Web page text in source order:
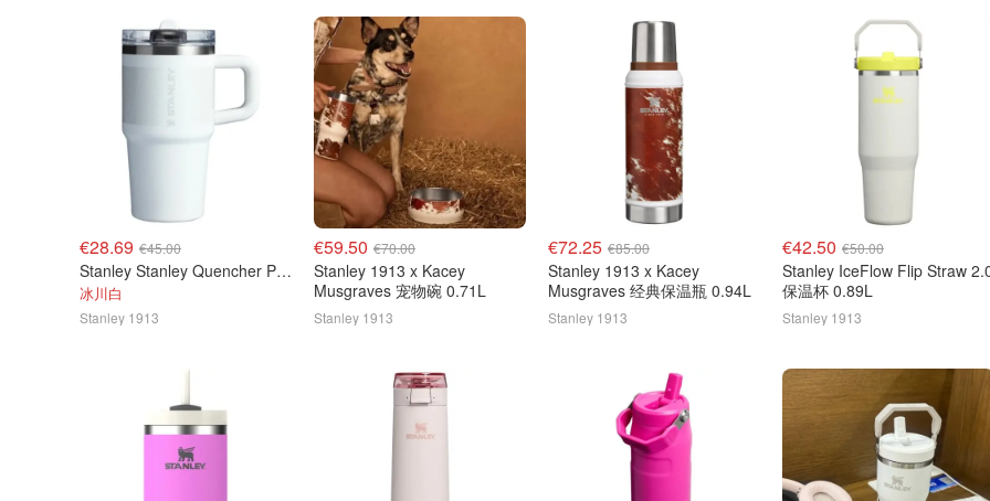
€28.69 €45.00
Stanley Stanley Quencher ProTour 吸管杯 0.59L
冰川白
Stanley 1913
€59.50 €70.00
Stanley 1913 x Kacey
Musgraves 宠物碗 0.71L
Stanley 1913
€72.25 €85.00
Stanley 1913 x Kacey
Musgraves 经典保温瓶 0.94L
Stanley 1913
€42.50 €50.00
Stanley IceFlow Flip Straw
保温杯 0.89L
Stanley 1913